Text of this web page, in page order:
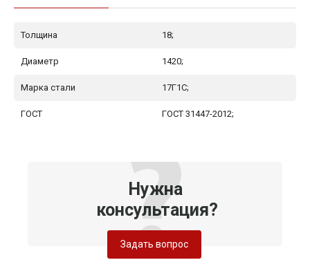
Толщина 18;
Диаметр 1420;
Марка стали 17Г1С;
ГОСТ ГОСТ 31447-2012;
Нужна
консультация?
Задать вопрос